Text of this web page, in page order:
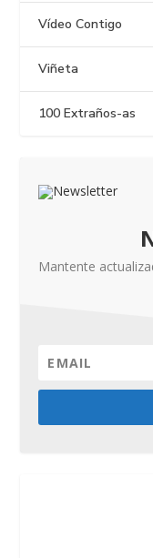
Vídeo Contigo
Viñeta
100 Extraños-as
Mantente